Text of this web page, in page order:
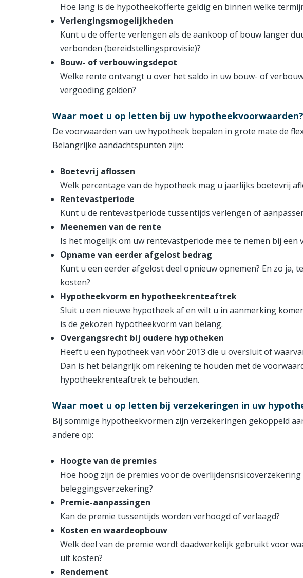
Hoe lang is de hypotheekofferte geldig en binnen welke
Verlengingsmogelijkheden
Kunt u de offerte verlengen als de aankoop of bouw langer
verbonden (bereidstellingsprovisie)?
Bouw- of verbouwingsdepot
Welke rente ontvangt u over het saldo in uw bouw- of
vergoeding gelden?
Waar moet u op letten bij uw hypotheekvoorwaarden?
De voorwaarden van uw hypotheek bepalen in grote mate de
Belangrijke aandachtspunten zijn:
Boetevrij aflossen
Welk percentage van de hypotheek mag u jaarlijks boetevrij
Rentevastperiode
Kunt u de rentevastperiode tussentijds verlengen of
Meenemen van de rente
Is het mogelijk om uw rentevastperiode mee te nemen bij een
Opname van eerder afgelost bedrag
Kunt u een eerder afgelost deel opnieuw opnemen? En zo ja,
kosten?
Hypotheekvorm en hypotheekrenteaftrek
Sluit u een nieuwe hypotheek af en wilt u in aanmerking
is de gekozen hypotheekvorm van belang.
Overgangsrecht bij oudere hypotheken
Heeft u een hypotheek van vóór 2013 die u oversluit of
Dan is het belangrijk om rekening te houden met de
hypotheekrenteaftrek te behouden.
Waar moet u op letten bij verzekeringen in uw
Bij sommige hypotheekvormen zijn verzekeringen gekoppeld
andere op:
Hoogte van de premies
Hoe hoog zijn de premies voor de
beleggingsverzekering?
Premie-aanpassingen
Kan de premie tussentijds worden verhoogd of verlaagd?
Kosten en waardeopbouw
Welk deel van de premie wordt daadwerkelijk gebruikt voor
uit kosten?
Rendement